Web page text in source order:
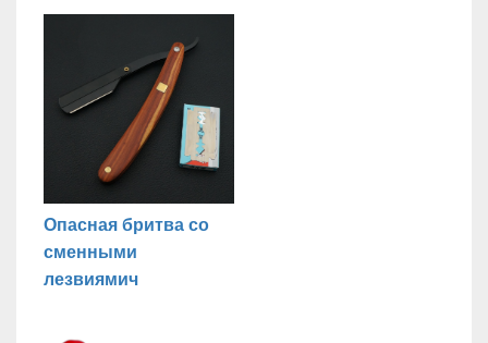
Опасная бритва со
сменными
лезвиямич